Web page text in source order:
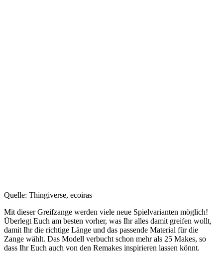
Quelle: Thingiverse, ecoiras
Mit dieser Greifzange werden viele neue Spielvarianten möglich!
Überlegt Euch am besten vorher, was Ihr alles damit greifen wollt,
damit Ihr die richtige Länge und das passende Material für die
Zange wählt. Das Modell verbucht schon mehr als 25 Makes, so
dass Ihr Euch auch von den Remakes inspirieren lassen könnt.